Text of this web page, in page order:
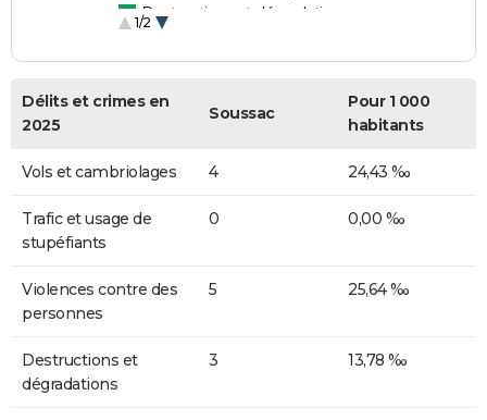
Destructions et dégradations
1/2
Délits et crimes en
2025
Soussac
Pour 1 000
habitants
Vols et cambriolages 4 24,43 ‰
Trafic et usage de
stupéfiants
0 0,00 ‰
Violences contre des
personnes
5 25,64 ‰
Destructions et
dégradations
3 13,78 ‰